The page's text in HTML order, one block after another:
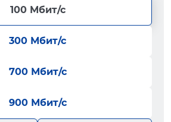
100 Мбит/с
300 Мбит/с
700 Мбит/с
900 Мбит/с